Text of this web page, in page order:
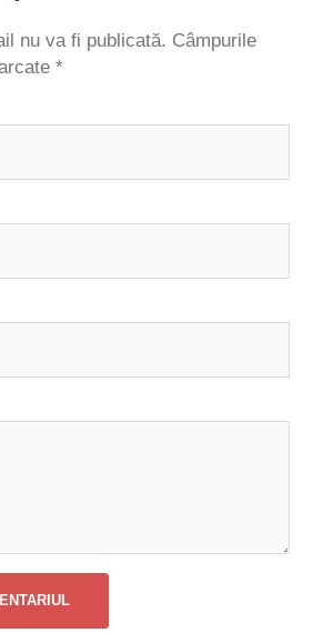
nu va fi publicată. Câmpurile
*